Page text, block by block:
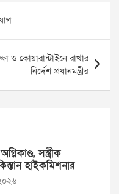
ও কোয়ারান্টাইনে রাখার
নির্দেশ প্রধানমন্ত্রীর
সস্ত্রীক
হাইকমিশনার